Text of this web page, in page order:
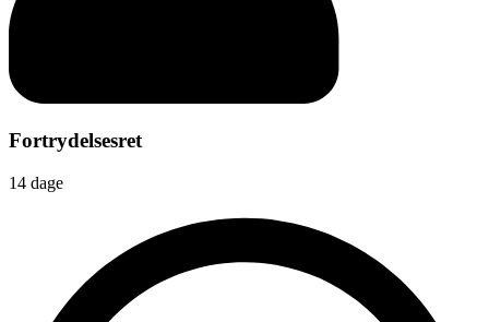
Fortrydelsesret
14 dage